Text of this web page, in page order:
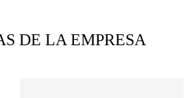
DE LA EMPRESA